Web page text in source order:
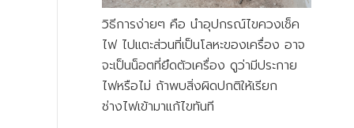
วิธีการง่ายๆ คือ นำอุปกรณ์ไขควงเช็ค
ไฟ ไปแตะส่วนที่เป็นโลหะของเครื่อง อาจ
จะเป็นน็อตที่ยึดตัวเครื่อง ดูว่ามีประกาย
ไฟหรือไม่ ถ้าพบสิ่งผิดปกติให้เรียก
ช่างไฟเข้ามาแก้ไขทันที